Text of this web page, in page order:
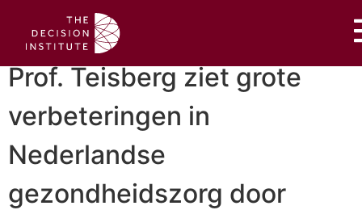
Prof. Teisberg ziet grote
verbeteringen in
Nederlandse
gezondheidszorg door